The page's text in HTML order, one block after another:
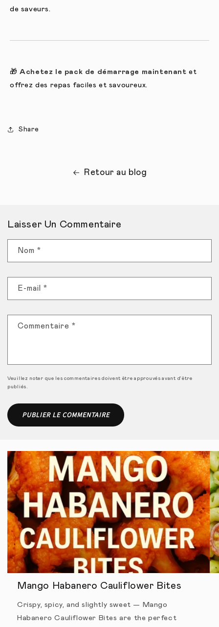
de saveurs.
🎁Achetez le pack de démarrage maintenant et
offrez des repas faciles et savoureux.
Share
Retour au blog
Laisser Un Commentaire
Nom *
E-mail *
Commentaire *
Veuillez noter que les commentaires doivent être approuvés avant d'être
publiés.
Mango Habanero Cauliflower Bites
Crispy, spicy, and slightly sweet — Mango
Habanero Cauliflower Bites are the perfect